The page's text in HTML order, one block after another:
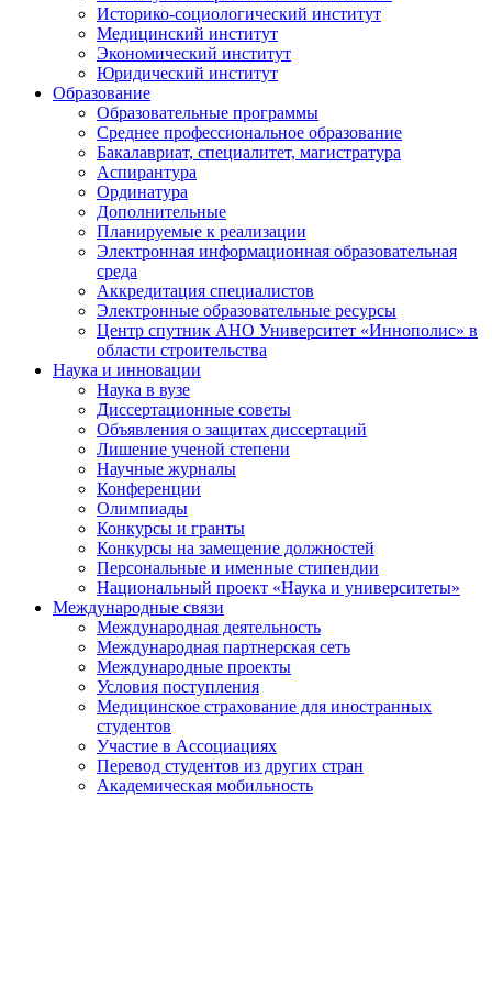
Историко-социологический институт
Медицинский институт
Экономический институт
Юридический институт
Образование
Образовательные программы
Среднее профессиональное образование
Бакалавриат, специалитет, магистратура
Аспирантура
Ординатура
Дополнительные
Планируемые к реализации
Электронная информационная образовательная
среда
Аккредитация специалистов
Электронные образовательные ресурсы
Центр спутник АНО Университет «Иннополис» в
области строительства
Наука и инновации
Наука в вузе
Диссертационные советы
Объявления о защитах диссертаций
Лишение ученой степени
Научные журналы
Конференции
Олимпиады
Конкурсы и гранты
Конкурсы на замещение должностей
Персональные и именные стипендии
Национальный проект «Наука и университеты»
Международные связи
Международная деятельность
Международная партнерская сеть
Международные проекты
Условия поступления
Медицинское страхование для иностранных
студентов
Участие в Ассоциациях
Перевод студентов из других стран
Академическая мобильность